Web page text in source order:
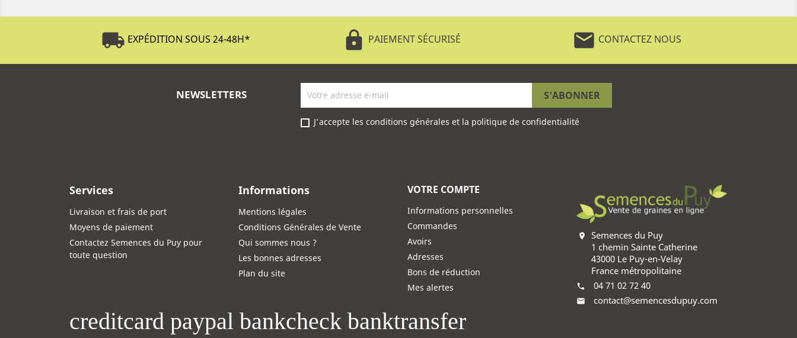
local_shipping EXPÉDITION SOUS 24-48H* lock PAIEMENT SÉCURISÉ mail CONTACTEZ NOUS
NEWSLETTERS
J'accepte les conditions générales et la politique de confidentialité
Services
Livraison et frais de port
Moyens de paiement
Contactez Semences du Puy pour
toute question
Informations
Mentions légales
Conditions Générales de Vente
Qui sommes nous ?
Les bonnes adresses
Plan du site
VOTRE COMPTE
Informations personnelles
Commandes
Avoirs
Adresses
Bons de réduction
Mes alertes
location_on
Semences du Puy
1 chemin Sainte Catherine
43000 Le Puy-en-Velay
France métropolitaine
phone 04 71 02 72 40
mail contact@semencesdupuy.com
creditcard paypal bankcheck banktransfer